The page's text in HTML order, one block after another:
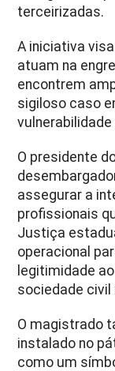
terceirizadas.
A iniciativa
atuam na
encontrem
sigiloso caso
O presidente
assegurar a
profissionais
Justiça
operacional
legitimidade
sociedade civil
O magistrado
instalado no
como um